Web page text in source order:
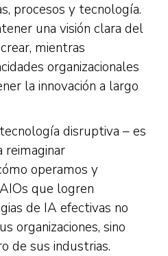
procesos y tecnología.
una visión clara del
mientras
organizacionales
la innovación a largo
disruptiva – es
reimaginar
operamos y
que logren
de IA efectivas no
organizaciones, sino
de sus industrias.